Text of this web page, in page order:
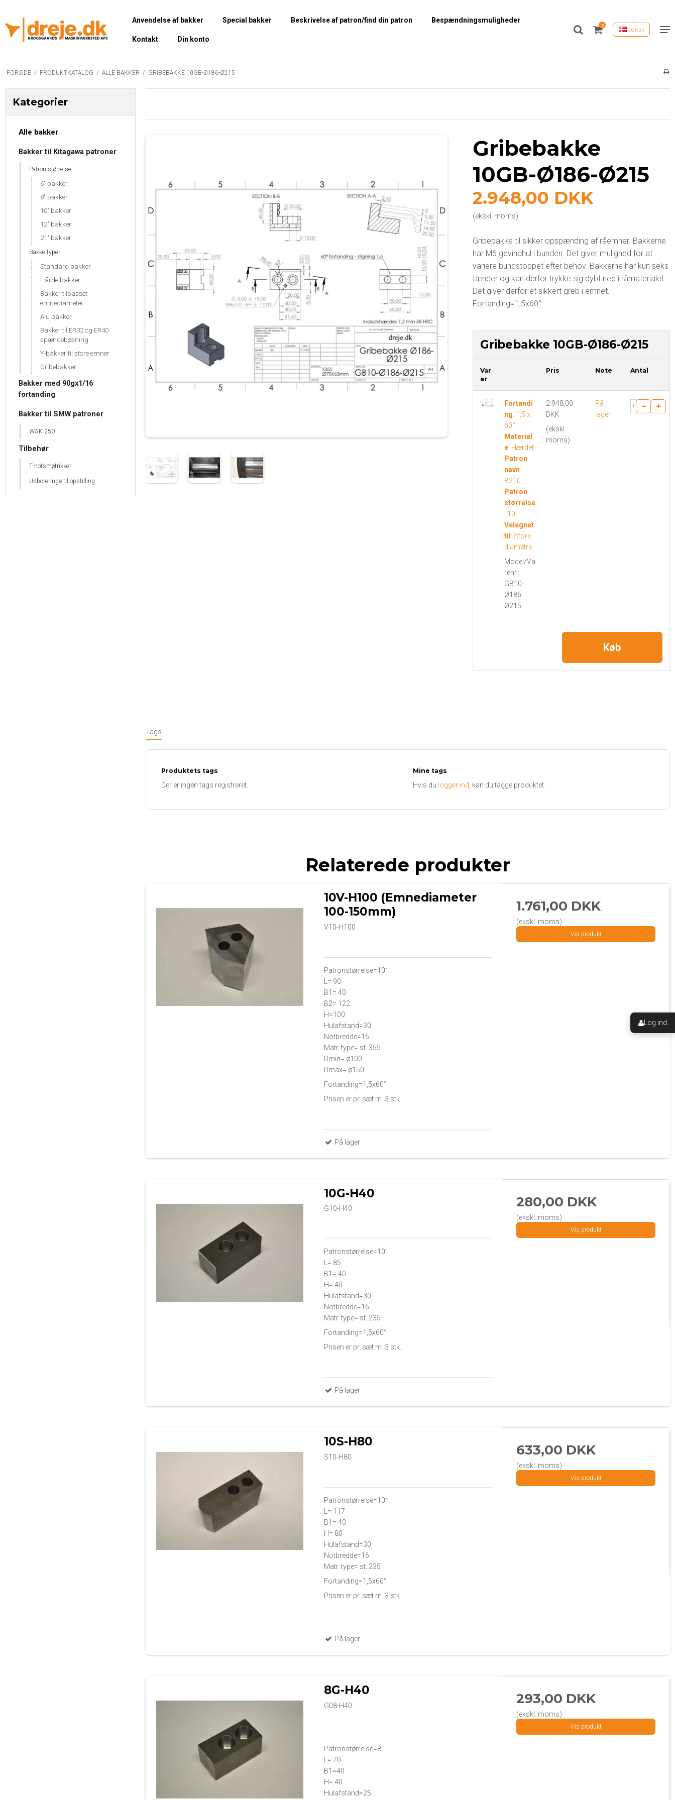
Anvendelse af bakker Special bakker Beskrivelse af patron/find din patron Bespændningsmuligheder
Kontakt Din konto
0
Dansk
Log ind
FORSIDE / PRODUKTKATALOG / ALLE BAKKER / GRIBEBAKKE 10GB-Ø186-Ø215
Kategorier
Alle bakker
Bakker til Kitagawa patroner
Patron størrelse
6" bakker
8" bakker
10" bakker
12" bakker
21" bakker
Bakke typer
Standard bakker
Hårde bakker
Bakker tilpasset
emnediameter
Alu bakker
Bakker til ER32 og ER40
spændebøsning
Y-bakker til store emner
Gribebakker
Bakker med 90gx1/16
fortanding
Bakker til SMW patroner
WAK 250
Tilbehør
T-notsmøtrikker
Udboreringe til opstilling
Gribebakke
10GB-Ø186-Ø215
2.948,00 DKK
(ekskl. moms)
Gribebakke til sikker opspænding af råemner. Bakkerne
har M6 gevindhul i bunden. Det giver mulighed for at
variere bundstoppet efter behov. Bakkerne har kun seks
tænder og kan derfor trykke sig dybt ned i råmaterialet.
Det giver derfor et sikkert greb i emnet.
Fortanding=1,5x60°
Gribebakke 10GB-Ø186-Ø215
Var
er
Pris Note Antal
Fortandi
ng: 1,5 x
60°
Material
e: Hærdet
Patron
navn:
B210
Patron
størrelse
: 10"
Velegnet
til : Store
diametre
Model/Va
renr.:
GB10-
Ø186-
Ø215
2.948,00
DKK
(ekskl.
moms)
På
lager
Køb
Tags
Produktets tags
Der er ingen tags registreret.
Mine tags
Hvis du logger ind , kan du tagge produktet.
Relaterede produkter
10V-H100 (Emnediameter
100-150mm)
V10-H100
Patronstørrelse=10”
L= 90
B1= 40
B2= 122
H=100
Hulafstand=30
Notbredde=16
Matr. type= st. 355
Dmin= ø100
Dmax= ø150
Fortanding=1,5x60°
Prisen er pr. sæt m. 3 stk.
På lager
1.761,00 DKK
(ekskl. moms)
Vis produkt
10G-H40
G10-H40
Patronstørrelse=10”
L= 85
B1= 40
H= 40
Hulafstand=30
Notbredde=16
Matr. type= st. 235
Fortanding=1,5x60°
Prisen er pr. sæt m. 3 stk.
På lager
280,00 DKK
(ekskl. moms)
Vis produkt
10S-H80
S10-H80
Patronstørrelse=10”
L= 117
B1= 40
H= 80
Hulafstand=30
Notbredde=16
Matr. type= st. 235
Fortanding=1,5x60°
Prisen er pr. sæt m. 3 stk.
På lager
633,00 DKK
(ekskl. moms)
Vis produkt
8G-H40
G08-H40
Patronstørrelse=8”
L= 70
B1=40
H= 40
Hulafstand=25
293,00 DKK
(ekskl. moms)
Vis produkt